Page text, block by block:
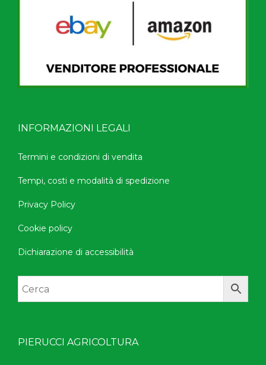
INFORMAZIONI LEGALI
Termini e condizioni di vendita
Tempi, costi e modalità di spedizione
Privacy Policy
Cookie policy
Dichiarazione di accessibilità
PIERUCCI AGRICOLTURA